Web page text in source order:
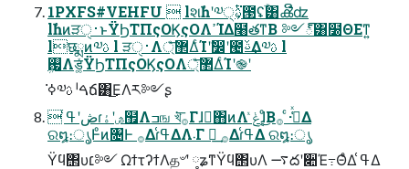
1PXFS#VEHFU  lશࣾһʹ༧ࢉ੍͕ͭ͘౓ʢֹۚ͸ൿີʣ
lࣾһͷੜ࢈ੑͱΫϦΤΠςΟϏςΟΛߴΊΔ໨తͳΒ ༻్͸໰ΘΕͳ͍
lछྨͷ༧ࢉ l ੜ࢈ੑΛ޲্ͤ͞ΔͨΊʹࣗ෼ʹ౤ࢿ͢Δ༧ࢉ l
ܹࢗΛड͚ͯΫϦΤΠςΟϏςΟΛ޲্ͤ͞ΔͨΊʹ֎ʹ
ߦ͘༧ࢉ ˡࠓճ͸͜ΕΛར༻ʂ
 ڞʹߟ͑ɾڞʹۀ຿Λߏங খ͘͞࡞Γɺಈ͘΋ͷΛ ݟͯɺ͔ͦ͜Βߟ͑ͯ· ͨ࡞Δ
ର໘։ൃͰͦͷ৔Ͱ ࡞Δɾߟ͑ΔΛ܁Γ ฦ͢ ࡞Δɾߟ͑Δ ର໘։ൃ
Ϋϥ΢υ׆༻ ΩϯτʔϯΛத৺ʹ ༷ʑͳΫϥ΢υΛ ࠷దʹ૊Έ߹ΘͤΔ ߟ͑Δ